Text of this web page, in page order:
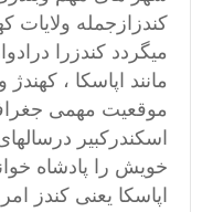
کندزازجمله
میگردد کندزرا
مانند اپاسکا ، کهندژ
موقعیت مهمی
خویش را پادشاه
اپاسکا یعنی کندز